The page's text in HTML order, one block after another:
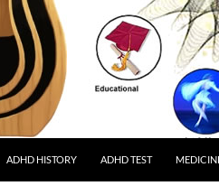
ADHD HISTORY ADHD TEST